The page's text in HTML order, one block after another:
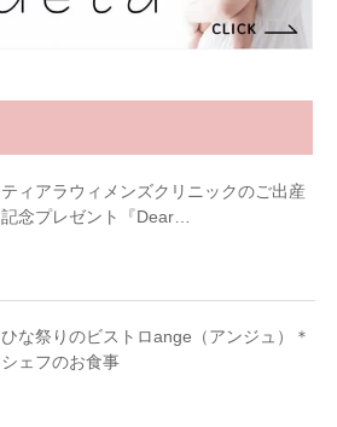
ティアラウィメンズクリニックのご出産
記念プレゼント『Dear…
ひな祭りのビストロange（アンジュ）＊
シェフのお食事